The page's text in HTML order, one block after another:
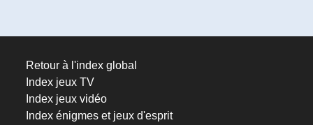
Retour à l'index global
Index jeux TV
Index jeux vidéo
Index énigmes et jeux d'esprit